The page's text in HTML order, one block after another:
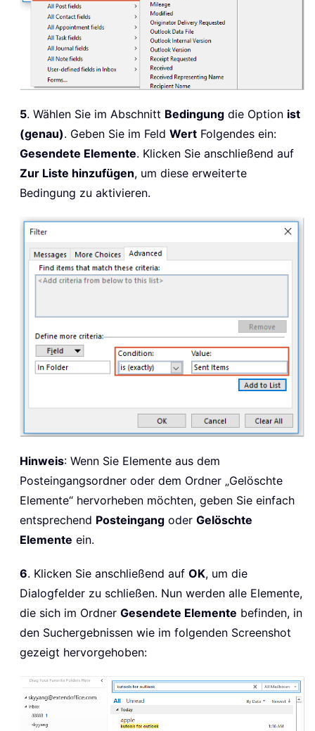
5. Wählen Sie im Abschnitt Bedingung die Option ist
(genau). Geben Sie im Feld Wert Folgendes ein:
Gesendete Elemente. Klicken Sie anschließend auf
Zur Liste hinzufügen, um diese erweiterte
Bedingung zu aktivieren.
Hinweis: Wenn Sie Elemente aus dem
Posteingangsordner oder dem Ordner „Gelöschte
Elemente“ hervorheben möchten, geben Sie einfach
entsprechend Posteingang oder Gelöschte
Elemente ein.
6. Klicken Sie anschließend auf OK, um die
Dialogfelder zu schließen. Nun werden alle Elemente,
die sich im Ordner Gesendete Elemente befinden, in
den Suchergebnissen wie im folgenden Screenshot
gezeigt hervorgehoben: